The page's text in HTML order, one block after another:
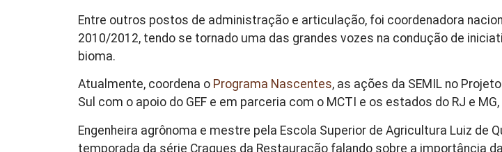
Entre outros postos de administração e articulação, foi coordenadora
2010/2012, tendo se tornado uma das grandes vozes na condução de
bioma.
Atualmente, coordena o Programa Nascentes, as ações da SEMIL no
Sul com o apoio do GEF e em parceria com o MCTI e os estados do RJ e
Engenheira agrônoma e mestre pela Escola Superior de Agricultura Luiz de
temporada da série Craques da Restauração falando sobre a importância